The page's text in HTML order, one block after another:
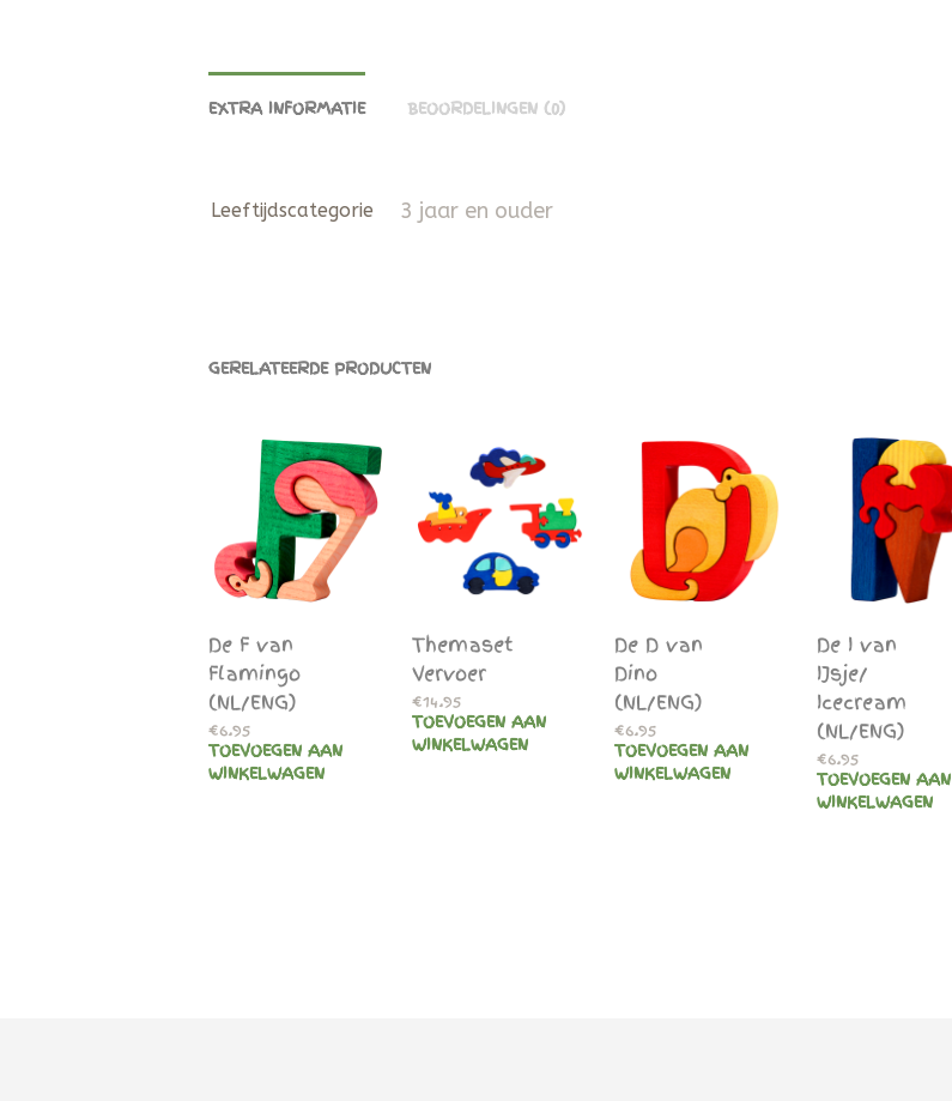
EXTRA INFORMATIE BEOORDELINGEN (0)
Leeftijdscategorie 3 jaar en ouder
GERELATEERDE PRODUCTEN
De F van
Flamingo
(NL/ENG)
€6.95
TOEVOEGEN AAN
WINKELWAGEN
Themaset
Vervoer
€14.95
TOEVOEGEN AAN
WINKELWAGEN
De D van
Dino
(NL/ENG)
€6.95
TOEVOEGEN AAN
WINKELWAGEN
De I van
IJsje/
Icecream
(NL/ENG)
€6.95
TOEVOEGEN AAN
WINKELWAGEN